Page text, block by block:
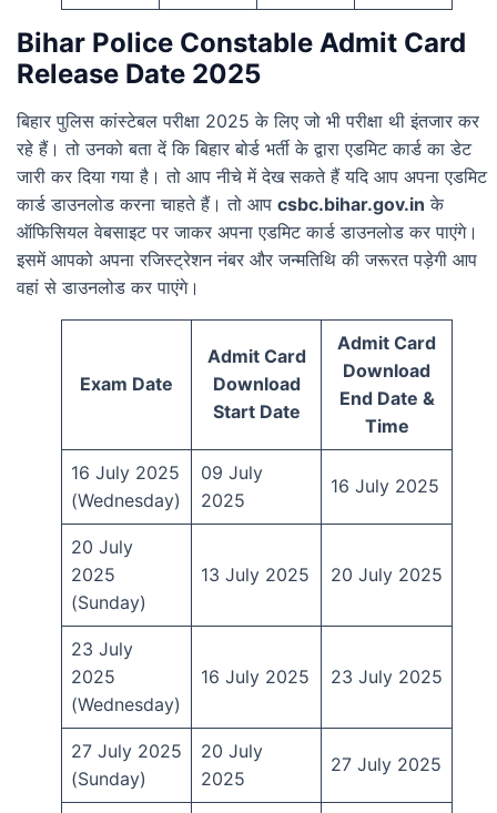
Bihar Police Constable Admit Card
Release Date 2025
बिहार पुलिस कांस्टेबल परीक्षा 2025 के लिए जो भी परीक्षा थी इंतजार कर
रहे हैं। तो उनको बता दें कि बिहार बोर्ड भर्ती के द्वारा एडमिट कार्ड का डेट
जारी कर दिया गया है। तो आप नीचे में देख सकते हैं यदि आप अपना एडमिट
कार्ड डाउनलोड करना चाहते हैं। तो आप csbc.bihar.gov.in के
ऑफिसियल वेबसाइट पर जाकर अपना एडमिट कार्ड डाउनलोड कर पाएंगे।
इसमें आपको अपना रजिस्ट्रेशन नंबर और जन्मतिथि की जरूरत पड़ेगी आप
वहां से डाउनलोड कर पाएंगे।
Exam Date
Admit Card
Download
Start Date
Admit Card
Download
End Date &
Time
16 July 2025
(Wednesday)
09 July
2025
16 July 2025
20 July
2025
(Sunday)
13 July 2025 20 July 2025
23 July
2025
(Wednesday)
16 July 2025 23 July 2025
27 July 2025
(Sunday)
20 July
2025
27 July 2025